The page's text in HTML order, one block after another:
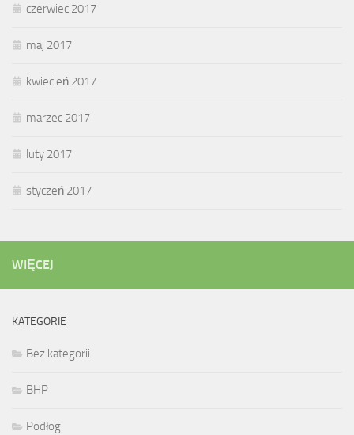
czerwiec 2017
maj 2017
kwiecień 2017
marzec 2017
luty 2017
styczeń 2017
WIĘCEJ
KATEGORIE
Bez kategorii
BHP
Podłogi